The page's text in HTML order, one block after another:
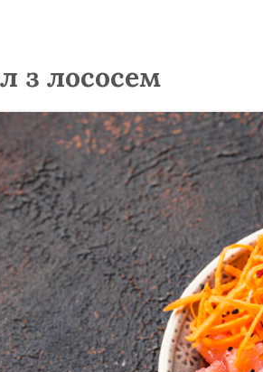
з лососем